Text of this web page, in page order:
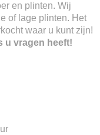
en plinten. Wij
of lage plinten. Het
waar u kunt zijn!
u vragen heeft!